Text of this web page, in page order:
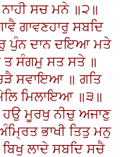
ਸਚ ਮਨੇ ॥੨॥
ਗਾਵਣਹਾਰੁ ਸਬਦਿ
ਪੁੰਨ ਦਾਨ ਦਇਆ ਮਤੇ
ਤ ਸੰਗਮੁ ਸਤ ਸਤੇ ॥
ਸਵਾਇਆ ॥ ਗਤਿ
ਮਿਲਾਇਆ ॥੩॥
ਮੂਰਖੁ ਨੀਚੁ ਅਜਾਣੁ
ਭਾਖੀ ਤਿਤੁ ਮਨੁ
ਲਾਦੇ ਸਬਦਿ ਸਚੈ